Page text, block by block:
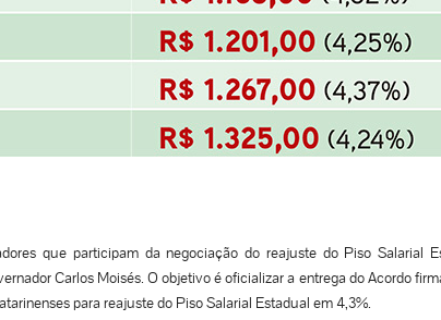
que participam da negociação do reajuste do Piso Salarial
Carlos Moisés. O objetivo é oficializar a entrega do Acordo
para reajuste do Piso Salarial Estadual em 4,3%.